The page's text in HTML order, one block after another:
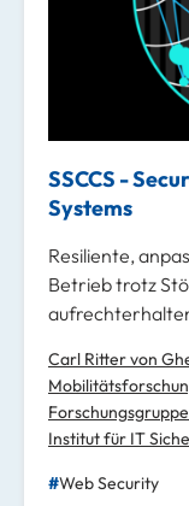
SSCCS -
Systems
Resiliente,
Betrieb trotz
Carl Ritter von
Institut für IT
Web Security